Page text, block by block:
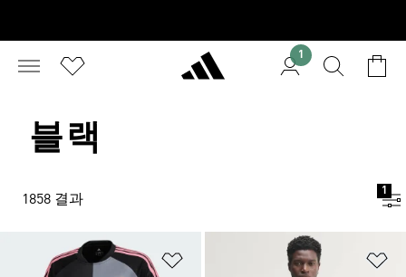
1
블랙
1858 결과
1
위시리스트 담기